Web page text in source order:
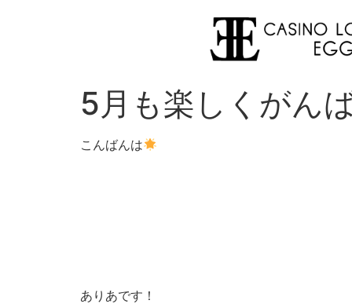
5月も楽しくがん
こんばんは
ありあです！